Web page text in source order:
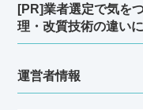
[PR]業者選定で気を
理・改質技術の違い
運営者情報